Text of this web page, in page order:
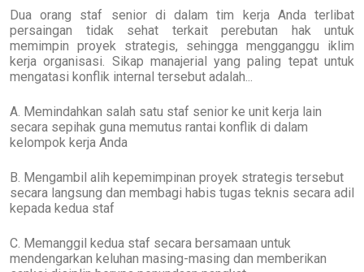
Dua orang staf senior di dalam tim kerja Anda terlibat
persaingan tidak sehat terkait perebutan hak untuk
memimpin proyek strategis, sehingga mengganggu iklim
kerja organisasi. Sikap manajerial yang paling tepat untuk
mengatasi konflik internal tersebut adalah...
A. Memindahkan salah satu staf senior ke unit kerja lain
secara sepihak guna memutus rantai konflik di dalam
kelompok kerja Anda
B. Mengambil alih kepemimpinan proyek strategis tersebut
secara langsung dan membagi habis tugas teknis secara adil
kepada kedua staf
C. Memanggil kedua staf secara bersamaan untuk
mendengarkan keluhan masing-masing dan memberikan